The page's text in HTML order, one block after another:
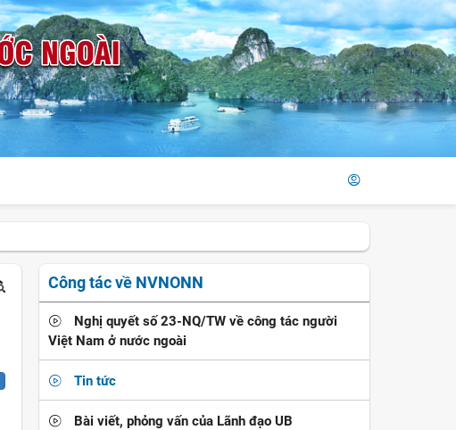
Công tác về NVNONN
Nghị quyết số 23-NQ/TW về công tác người
Việt Nam ở nước ngoài
Tin tức
Bài viết, phỏng vấn của Lãnh đạo UB